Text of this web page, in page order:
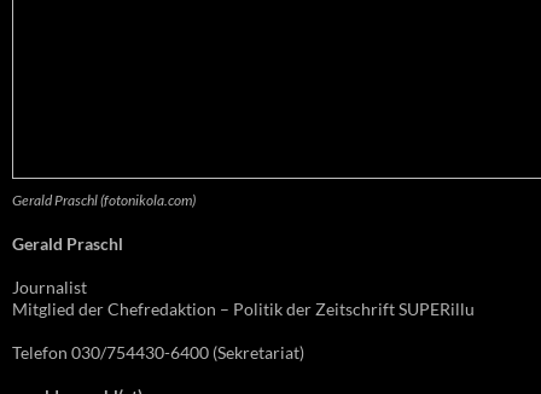
Gerald Praschl (fotonikola.com)
Gerald Praschl
Journalist
Mitglied der Chefredaktion – Politik der Zeitschrift SUPERillu
Telefon 030/754430-6400 (Sekretariat)